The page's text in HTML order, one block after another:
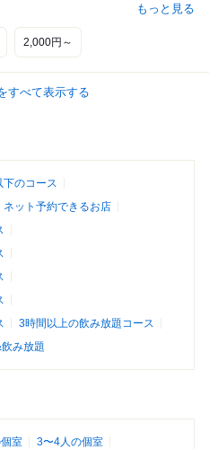
もっと見る
2,000円～
すべて表示する
のコース
ネット予約できるお店
3時間以上の飲み放題コース
み放題
室
3〜4人の個室